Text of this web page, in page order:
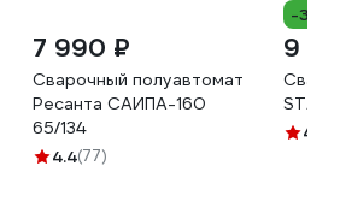
7 990 ₽
Сварочный полуавтомат
Ресанта САИПА-160
65/134
4.4(77)
-32%
9
4.6